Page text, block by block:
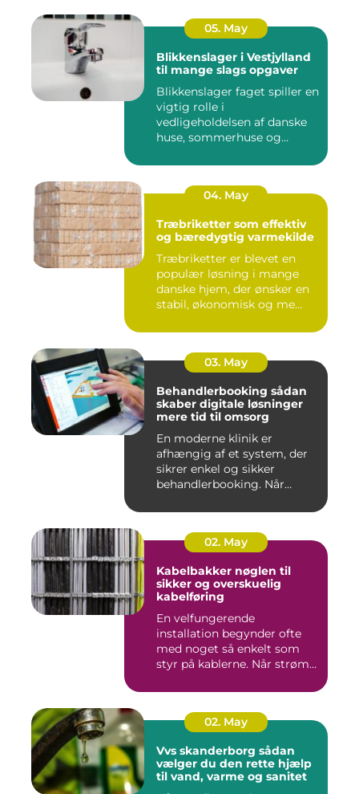
05. May
Blikkenslager i Vestjylland
til mange slags opgaver
Blikkenslager faget spiller en
vigtig rolle i
vedligeholdelsen af danske
huse, sommerhuse og
04. May
Træbriketter som effektiv
og bæredygtig varmekilde
Træbriketter er blevet en
populær løsning i mange
danske hjem, der ønsker en
stabil, økonomisk og me...
03. May
Behandlerbooking sådan
skaber digitale løsninger
mere tid til omsorg
En moderne klinik er
afhængig af et system, der
sikrer enkel og sikker
behandlerbooking. Når
02. May
Kabelbakker nøglen til
sikker og overskuelig
kabelføring
En velfungerende
installation begynder ofte
med noget så enkelt som
styr på kablerne. Når strøm-,
02. May
Vvs skanderborg sådan
vælger du den rette hjælp
til vand, varme og sanitet